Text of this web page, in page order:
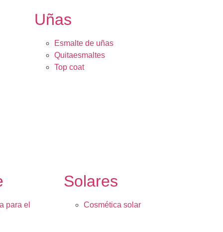
Uñas
Esmalte de uñas
Quitaesmaltes
Top coat
para el
Solares
Cosmética solar